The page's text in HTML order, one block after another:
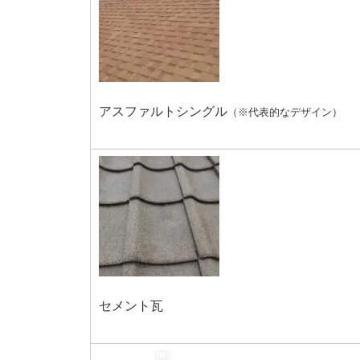
アスファルトシングル （※代表的なデザイン）
セメント瓦